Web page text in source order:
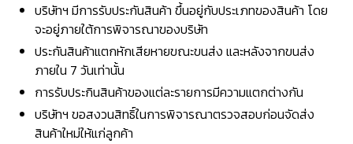
บริษัทฯ มีการรับประกันสินค้า ขึ้นอยู่กับประเภทของสินค้า โดย
จะอยู่ภายใต้การพิจารณาของบริษัท
ประกันสินค้าแตกหักเสียหายขณะขนส่ง และหลังจากขนส่ง
ภายใน 7 วันเท่านั้น
การรับประกินสินค้าของแต่ละรายการมีความแตกต่างกัน
บริษัทฯ ขอสงวนสิทธิ์ในการพิจารณาตรวจสอบก่อนจัดส่ง
สินค้าใหม่ให้แก่ลูกค้า